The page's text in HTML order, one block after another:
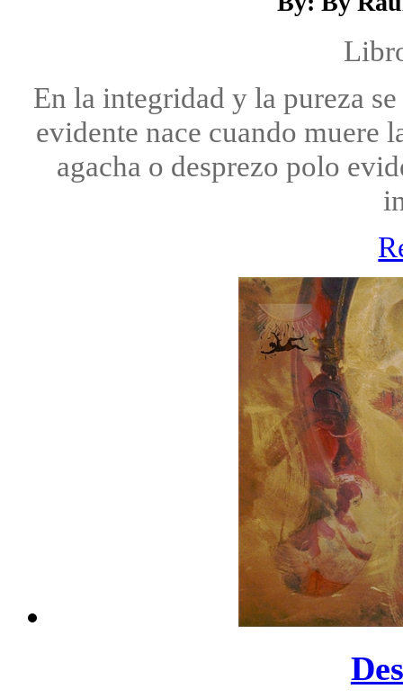
En la integridad y la pureza
evidente nace cuando muere
agacha o desprezo polo